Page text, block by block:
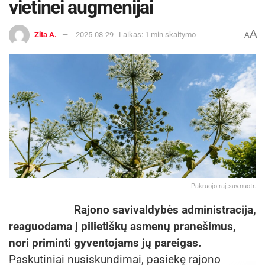
vietinei augmenijai
Zita A. 2025-08-29 Laikas: 1 min skaitymo AA
Pakruojo raj.sav.nuotr.
Rajono savivaldybės administracija,
reaguodama į pilietiškų asmenų pranešimus,
nori priminti gyventojams jų pareigas.
Paskutiniai nusiskundimai, pasiekę rajono